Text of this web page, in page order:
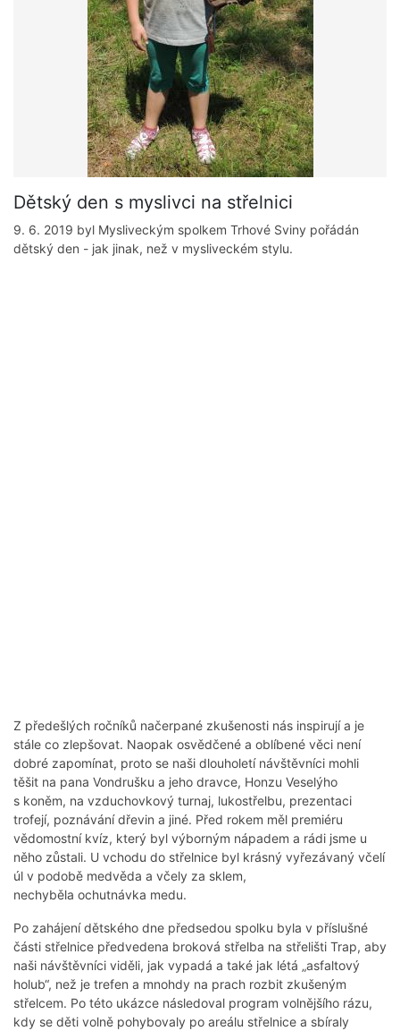
Dětský den s myslivci na střelnici
9. 6. 2019 byl Mysliveckým spolkem Trhové Sviny pořádán
dětský den - jak jinak, než v mysliveckém stylu.
Z předešlých ročníků načerpané zkušenosti nás inspirují a je
stále co zlepšovat. Naopak osvědčené a oblíbené věci není
dobré zapomínat, proto se naši dlouholetí návštěvníci mohli
těšit na pana Vondrušku a jeho dravce, Honzu Veselýho
s koněm, na vzduchovkový turnaj, lukostřelbu, prezentaci
trofejí, poznávání dřevin a jiné. Před rokem měl premiéru
vědomostní kvíz, který byl výborným nápadem a rádi jsme u
něho zůstali. U vchodu do střelnice byl krásný vyřezávaný včelí
úl v podobě medvěda a včely za sklem,
nechyběla ochutnávka medu.
Po zahájení dětského dne předsedou spolku byla v příslušné
části střelnice předvedena broková střelba na střelišti Trap, aby
naši návštěvníci viděli, jak vypadá a také jak létá „asfaltový
holub“, než je trefen a mnohdy na prach rozbit zkušeným
střelcem. Po této ukázce následoval program volnějšího rázu,
kdy se děti volně pohybovaly po areálu střelnice a sbíraly